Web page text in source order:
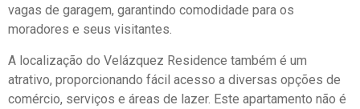
vagas de garagem, garantindo comodidade para os
moradores e seus visitantes.
A localização do Velázquez Residence também é um
atrativo, proporcionando fácil acesso a diversas opções de
comércio, serviços e áreas de lazer. Este apartamento não é